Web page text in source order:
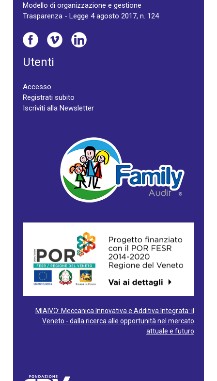
Modello di organizzazione e gestione
Trasparenza - Legge 4 agosto 2017, n. 124
Utenti
Accesso
Registrati subito
Iscriviti alla Newsletter
MIAIVO: Meccanica Innovativa e Additiva Integrata: il
Veneto - dalla ricerca alle opportunità nel mercato
attuale e futuro